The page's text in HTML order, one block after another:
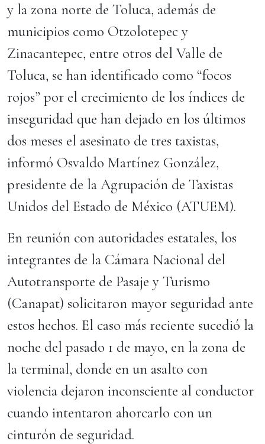
y la zona norte de Toluca, además de
municipios como Otzolotepec y
Zinacantepec, entre otros del Valle de
Toluca, se han identificado como “focos
rojos” por el crecimiento de los índices de
inseguridad que han dejado en los últimos
dos meses el asesinato de tres taxistas,
informó Osvaldo Martínez González,
presidente de la Agrupación de Taxistas
Unidos del Estado de México (ATUEM).
En reunión con autoridades estatales, los
integrantes de la Cámara Nacional del
Autotransporte de Pasaje y Turismo
(Canapat) solicitaron mayor seguridad ante
estos hechos. El caso más reciente sucedió la
noche del pasado 1 de mayo, en la zona de
la terminal, donde en un asalto con
violencia dejaron inconsciente al conductor
cuando intentaron ahorcarlo con un
cinturón de seguridad.